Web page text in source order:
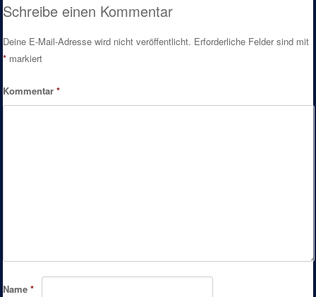
Schreibe einen Kommentar
Deine E-Mail-Adresse wird nicht veröffentlicht. Erforderliche Felder sind mit
* markiert
Kommentar*
Name*